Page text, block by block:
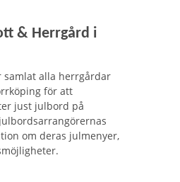
& Herrgård i
samlat alla herrgårdar
för att
just julbord på
om deras julmenyer,